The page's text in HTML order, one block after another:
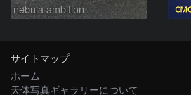
nebula ambition
サイトマップ
ホーム
天体写真ギャラリーについて